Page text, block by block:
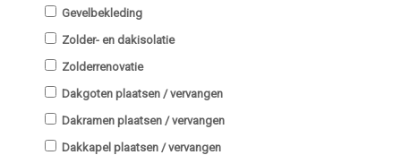
Gevelbekleding
Zolder- en dakisolatie
Zolderrenovatie
Dakgoten plaatsen / vervangen
Dakramen plaatsen / vervangen
Dakkapel plaatsen / vervangen